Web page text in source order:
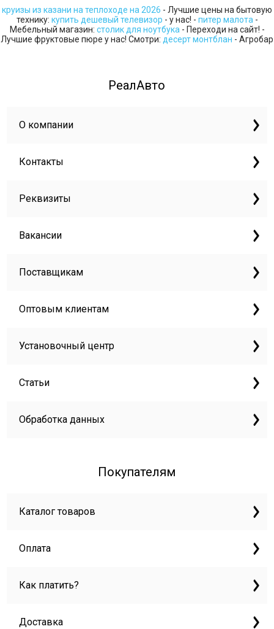
круизы из казани на теплоходе на 2026 - Лучшие цены на бытовую
технику: купить дешевый телевизор - у нас! - питер малота-
Мебельный магазин: столик для ноутбука- Переходи на сайт! -
Лучшие фруктовые пюре у нас! Смотри: десерт монтблан - Агробар
РеалАвто
О компании
Контакты
Реквизиты
Вакансии
Поставщикам
Оптовым клиентам
Установочный центр
Статьи
Обработка данных
Покупателям
Каталог товаров
Оплата
Как платить?
Доставка